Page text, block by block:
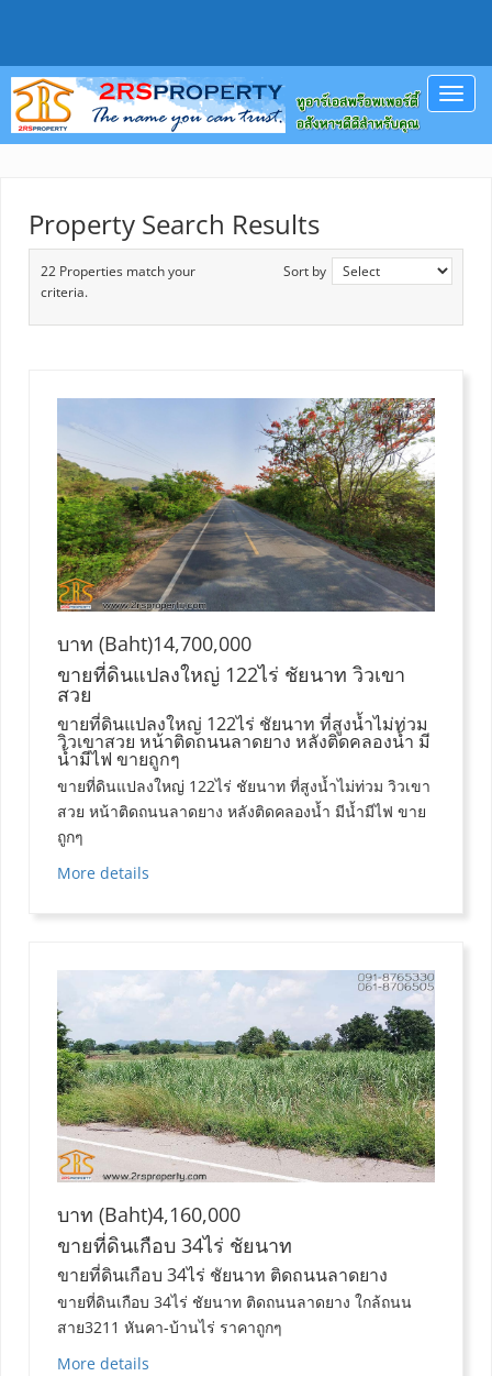
Property Search Results
22 Properties match your
criteria.
Sort by
บาท (Baht)14,700,000
ขายที่ดินแปลงใหญ่ 122ไร่ ชัยนาท วิวเขา
สวย
ขายที่ดินแปลงใหญ่ 122ไร่ ชัยนาท ที่สูงน้ำไม่ท่วม
วิวเขาสวย หน้าติดถนนลาดยาง หลังติดคลองน้ำ มี
น้ำมีไฟ ขายถูกๆ
ขายที่ดินแปลงใหญ่ 122ไร่ ชัยนาท ที่สูงน้ำไม่ท่วม วิวเขา
สวย หน้าติดถนนลาดยาง หลังติดคลองน้ำ มีน้ำมีไฟ ขาย
ถูกๆ
More details
บาท (Baht)4,160,000
ขายที่ดินเกือบ 34ไร่ ชัยนาท
ขายที่ดินเกือบ 34ไร่ ชัยนาท ติดถนนลาดยาง
ขายที่ดินเกือบ 34ไร่ ชัยนาท ติดถนนลาดยาง ใกล้ถนน
สาย3211 หันคา-บ้านไร่ ราคาถูกๆ
More details